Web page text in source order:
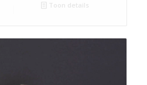
Toon details